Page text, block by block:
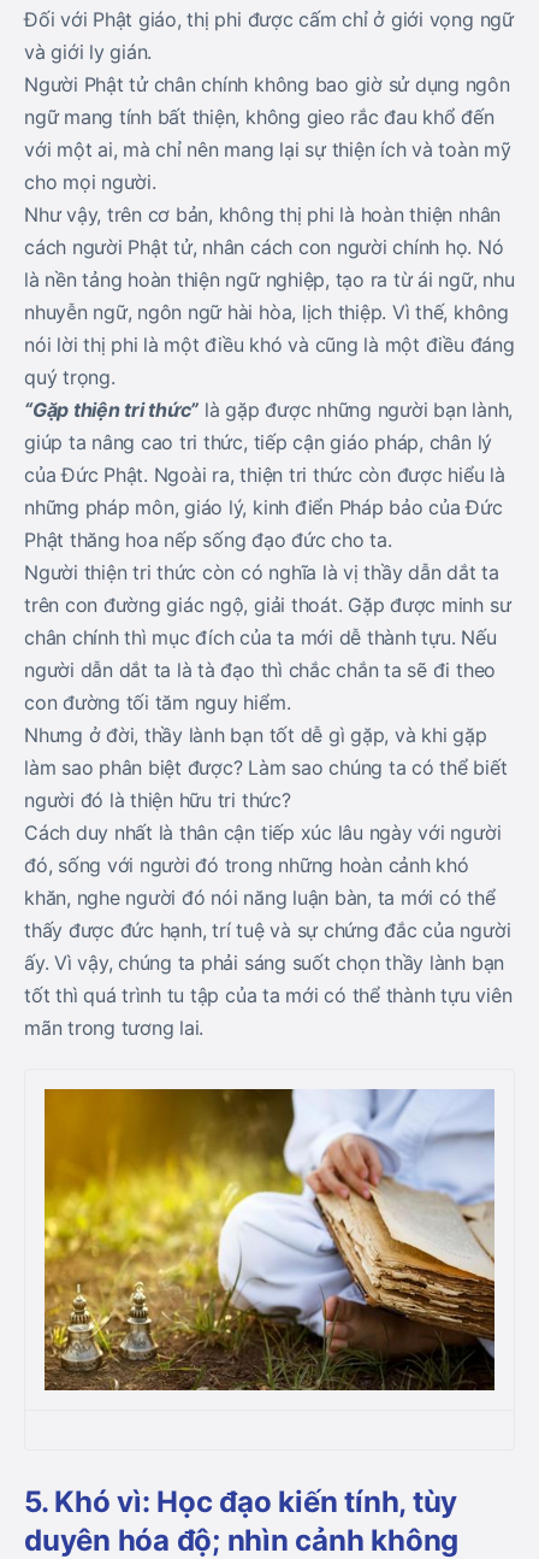
Đối với Phật giáo, thị phi được cấm chỉ ở giới vọng ngữ
và giới ly gián.
Người Phật tử chân chính không bao giờ sử dụng ngôn
ngữ mang tính bất thiện, không gieo rắc đau khổ đến
với một ai, mà chỉ nên mang lại sự thiện ích và toàn mỹ
cho mọi người.
Như vậy, trên cơ bản, không thị phi là hoàn thiện nhân
cách người Phật tử, nhân cách con người chính họ. Nó
là nền tảng hoàn thiện ngữ nghiệp, tạo ra từ ái ngữ, nhu
nhuyễn ngữ, ngôn ngữ hài hòa, lịch thiệp. Vì thế, không
nói lời thị phi là một điều khó và cũng là một điều đáng
quý trọng.
“Gặp thiện tri thức” là gặp được những người bạn lành,
giúp ta nâng cao tri thức, tiếp cận giáo pháp, chân lý
của Đức Phật. Ngoài ra, thiện tri thức còn được hiểu là
những pháp môn, giáo lý, kinh điển Pháp bảo của Đức
Phật thăng hoa nếp sống đạo đức cho ta.
Người thiện tri thức còn có nghĩa là vị thầy dẫn dắt ta
trên con đường giác ngộ, giải thoát. Gặp được minh sư
chân chính thì mục đích của ta mới dễ thành tựu. Nếu
người dẫn dắt ta là tà đạo thì chắc chắn ta sẽ đi theo
con đường tối tăm nguy hiểm.
Nhưng ở đời, thầy lành bạn tốt dễ gì gặp, và khi gặp
làm sao phân biệt được? Làm sao chúng ta có thể biết
người đó là thiện hữu tri thức?
Cách duy nhất là thân cận tiếp xúc lâu ngày với người
đó, sống với người đó trong những hoàn cảnh khó
khăn, nghe người đó nói năng luận bàn, ta mới có thể
thấy được đức hạnh, trí tuệ và sự chứng đắc của người
ấy. Vì vậy, chúng ta phải sáng suốt chọn thầy lành bạn
tốt thì quá trình tu tập của ta mới có thể thành tựu viên
mãn trong tương lai.
5. Khó vì: Học đạo kiến tính, tùy
duyên hóa độ; nhìn cảnh không